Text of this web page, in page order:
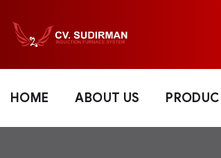
HOME ABOUT US